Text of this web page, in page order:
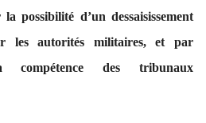
possibilité d’un dessaisissement
les autorités militaires, et par
compétence des tribunaux